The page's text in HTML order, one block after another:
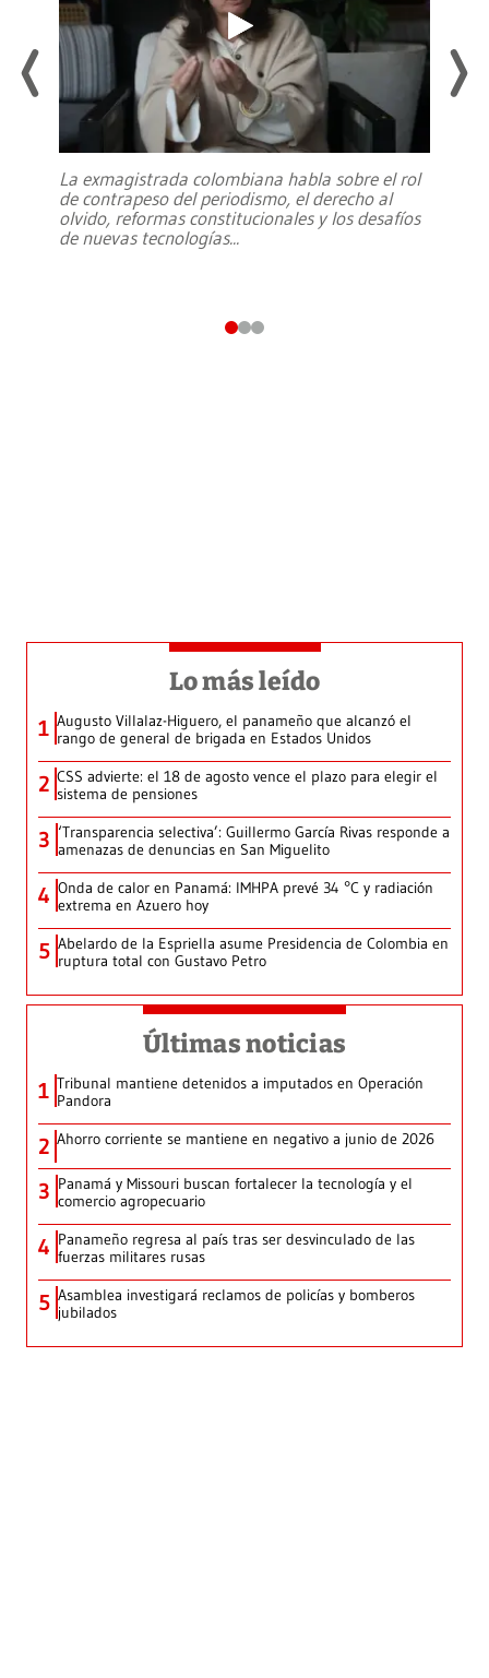
La exmagistrada colombiana habla sobre el rol
de contrapeso del periodismo, el derecho al
olvido, reformas constitucionales y los desafíos
de nuevas tecnologías...
Lo más leído
1 Augusto Villalaz-Higuero, el panameño que alcanzó el
rango de general de brigada en Estados Unidos
2 CSS advierte: el 18 de agosto vence el plazo para elegir el
sistema de pensiones
3 ‘Transparencia selectiva’: Guillermo García Rivas responde a
amenazas de denuncias en San Miguelito
4 Onda de calor en Panamá: IMHPA prevé 34 °C y radiación
extrema en Azuero hoy
5 Abelardo de la Espriella asume Presidencia de Colombia en
ruptura total con Gustavo Petro
Últimas noticias
1 Tribunal mantiene detenidos a imputados en Operación
Pandora
2 Ahorro corriente se mantiene en negativo a junio de 2026
3 Panamá y Missouri buscan fortalecer la tecnología y el
comercio agropecuario
4 Panameño regresa al país tras ser desvinculado de las
fuerzas militares rusas
5 Asamblea investigará reclamos de policías y bomberos
jubilados